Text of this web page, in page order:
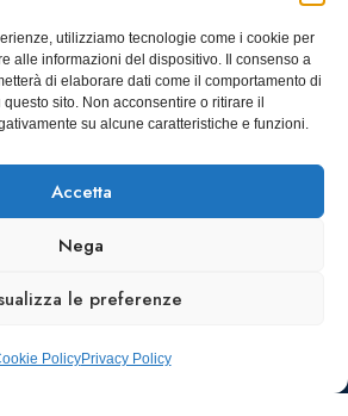
utilizziamo tecnologie come i cookie per
alle informazioni del dispositivo. Il consenso a
di elaborare dati come il comportamento di
sito. Non acconsentire o ritirare il
su alcune caratteristiche e funzioni.
Accetta
Nega
le preferenze
PolicyPrivacy Policy
Castelfidardo,
22 10128
Torino
SCARICA
ICS